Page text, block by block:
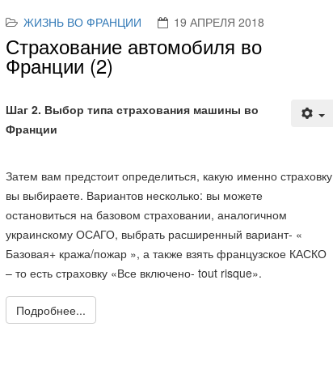
ЖИЗНЬ ВО ФРАНЦИИ 19 АПРЕЛЯ 2018
Страхование автомобиля во
Франции (2)
Шаг 2. Выбор типа страхования машины во
Франции
Затем вам предстоит определиться, какую именно страховку
вы выбираете. Вариантов несколько: вы можете
остановиться на базовом страховании, аналогичном
украинскому ОСАГО, выбрать расширенный вариант- «
Базовая+ кража/пожар », а также взять французское КАСКО
– то есть страховку «Все включено- tout risque».
Подробнее...